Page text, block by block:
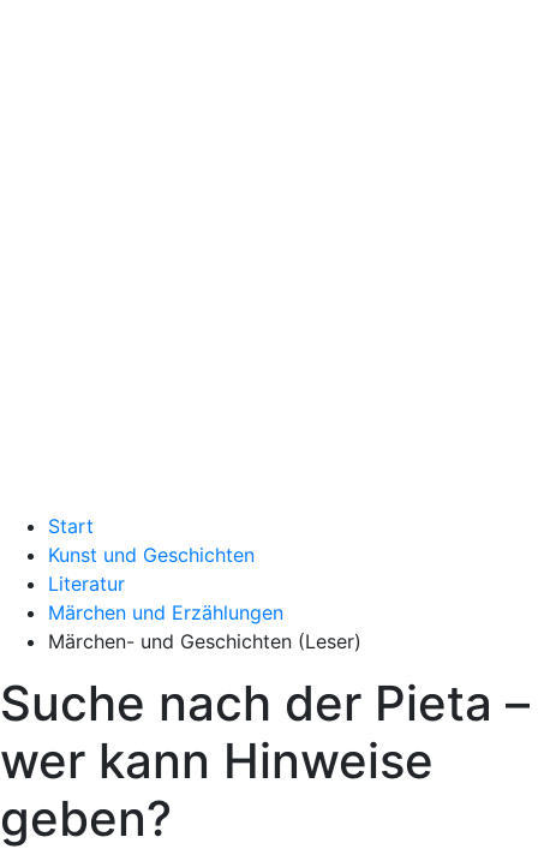
Start
Kunst und Geschichten
Literatur
Märchen und Erzählungen
Märchen- und Geschichten (Leser)
Suche nach der Pieta –
wer kann Hinweise
geben?